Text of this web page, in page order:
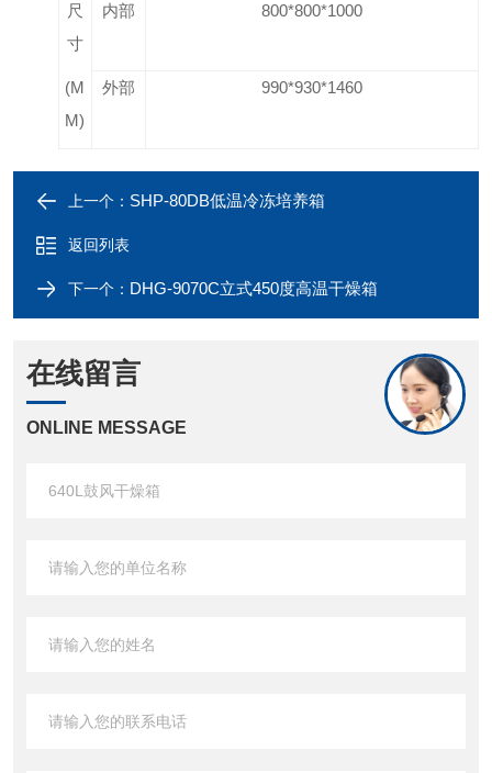
尺
寸
(M
M)
内部 800*800*1000
外部 990*930*1460
上一个： SHP-80DB低温冷冻培养箱
返回列表
下一个： DHG-9070C立式450度高温干燥箱
在线留言
ONLINE MESSAGE